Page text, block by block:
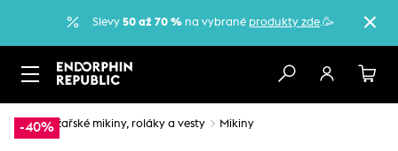
Slevy 50 až 70 % na vybrané produkty zde.🥳
-40%
… Lyžařské mikiny, roláky a vesty Mikiny